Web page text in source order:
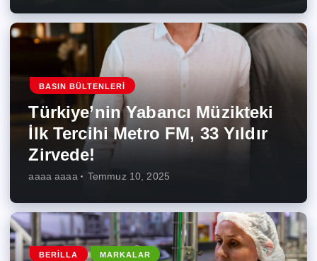
BASIN BÜLTENLERI
Türkiye’nin Yabancı Müzikteki
İlk Tercihi Metro FM, 33 Yıldır
Zirvede!
aaaa aaaa Temmuz 10, 2025
BERILLA MARKALAR